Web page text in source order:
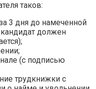
таков:
3 дня до намеченной
кандидат должен
(с подписью
трудкнижки с